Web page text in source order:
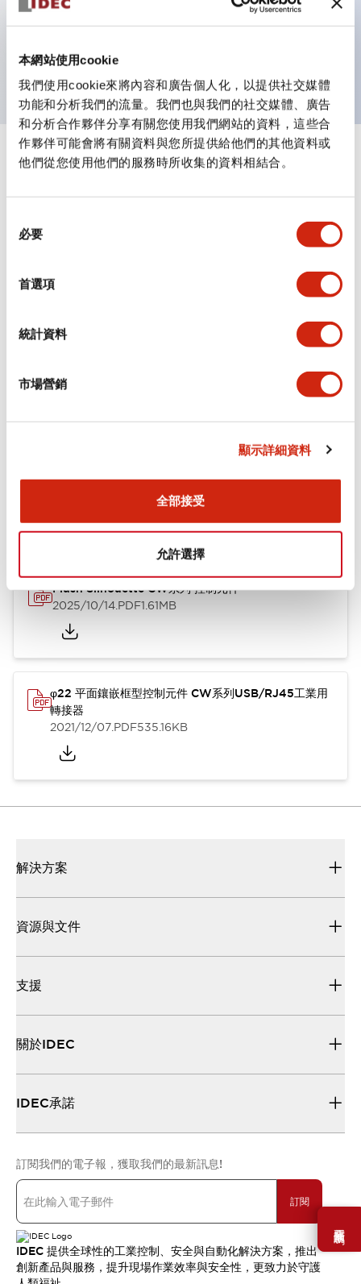
本網站使用cookie
我們使用cookie來將內容和廣告個人化，以提供社交媒體
功能和分析我們的流量。我們也與我們的社交媒體、廣告
和分析合作夥伴分享有關您使用我們網站的資料，這些合
作夥伴可能會將有關資料與您所提供給他們的其他資料或
他們從您使用他們的服務時所收集的資料相結合。
必要
首選項
統計資料
市場營銷
顯示詳細資料
全部接受
允許選擇
需要幫助嗎？
接點塊）。可實現省空間設計。
防護結構
規格
審美規範
環境規範
功能規格
機械規格
型錄和宣傳手冊 CAD檔 認證與標準
Flush Silhouette CW系列 控制元件
2025/10/14.PDF1.61MB
φ22 平面鑲嵌框型控制元件 CW系列USB/RJ45工業用
轉接器
2021/12/07.PDF535.16KB
解決方案
資源與文件
支援
關於IDEC
IDEC承諾
訂閱我們的電子報，獲取我們的最新訊息!
訂閱
IDEC 提供全球性的工業控制、安全與自動化解決方案，推出
創新產品與服務，提升現場作業效率與安全性，更致力於守護